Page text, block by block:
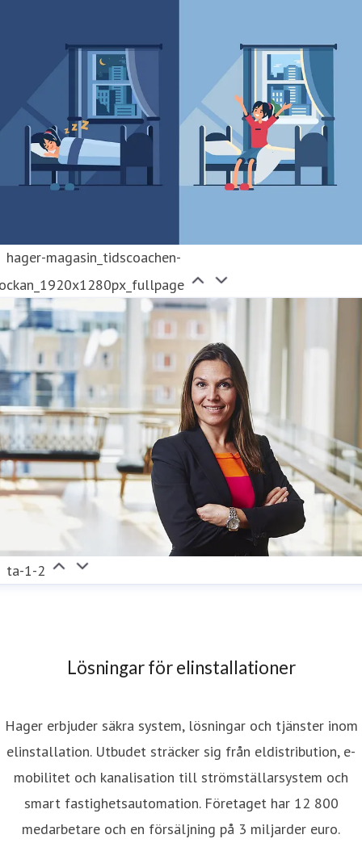
hager-magasin_tidscoachen-
ta-1-2
Lösningar för elinstallationer
Hager erbjuder säkra system, lösningar och tjänster inom
elinstallation. Utbudet sträcker sig från eldistribution, e-
mobilitet och kanalisation till strömställarsystem och
smart fastighetsautomation. Företaget har 12 800
medarbetare och en försäljning på 3 miljarder euro.